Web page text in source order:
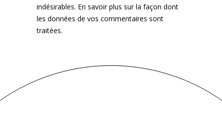
indésirables. En savoir plus sur la façon dont
les données de vos commentaires sont
traitées.